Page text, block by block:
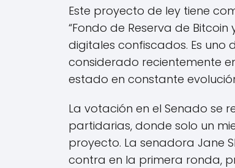
Este proyecto de ley tiene
“Fondo de Reserva de
digitales confiscados. Es uno
considerado recientemente
estado en constante
La votación en el Senado se
partidarias, donde solo un
proyecto. La senadora Jane
contra en la primera ronda,